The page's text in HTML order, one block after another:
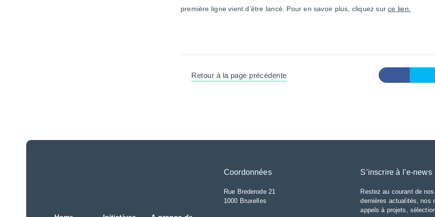
première ligne vient d’être lancé. Pour en savoir plus, cliquez surce lien.
Retour à la page précédente
Coordonnées
Rue Brederode 21
1000 Bruxelles
S’inscrire à l’e-news
Restez au courant de nos
dernières actualités, nos
appels à projets,